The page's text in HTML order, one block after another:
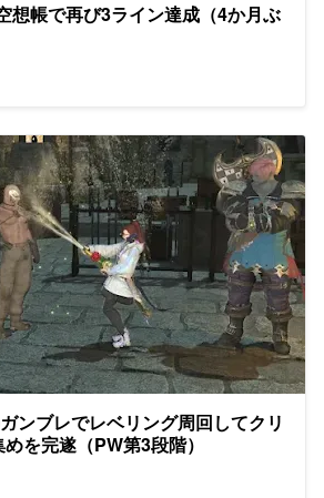
想帳で再び3ライン達成（4か月ぶ
ンブレでレベリング周回してクリ
を完遂（PW第3段階）